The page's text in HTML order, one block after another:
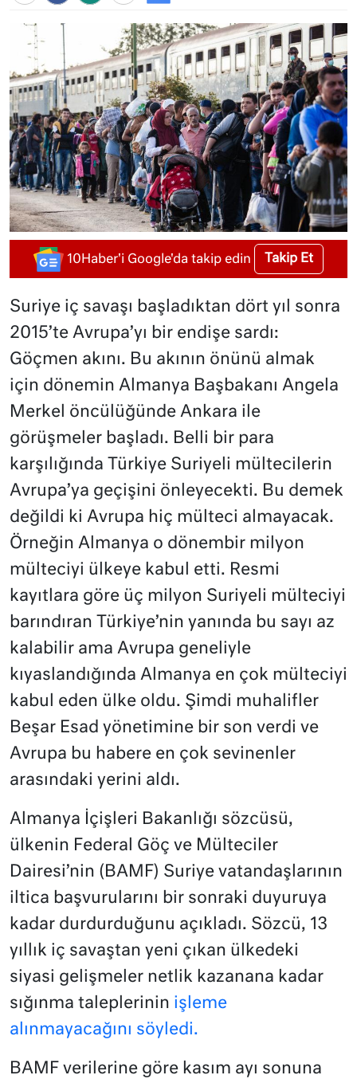
10Haber'i Google'da takip edin Takip Et
Suriye iç savaşı başladıktan dört yıl sonra
2015’te Avrupa’yı bir endişe sardı:
Göçmen akını. Bu akının önünü almak
için dönemin Almanya Başbakanı Angela
Merkel öncülüğünde Ankara ile
görüşmeler başladı. Belli bir para
karşılığında Türkiye Suriyeli mültecilerin
Avrupa’ya geçişini önleyecekti. Bu demek
değildi ki Avrupa hiç mülteci almayacak.
Örneğin Almanya o dönembir milyon
mülteciyi ülkeye kabul etti. Resmi
kayıtlara göre üç milyon Suriyeli mülteciyi
barındıran Türkiye’nin yanında bu sayı az
kalabilir ama Avrupa geneliyle
kıyaslandığında Almanya en çok mülteciyi
kabul eden ülke oldu. Şimdi muhalifler
Beşar Esad yönetimine bir son verdi ve
Avrupa bu habere en çok sevinenler
arasındaki yerini aldı.
Almanya İçişleri Bakanlığı sözcüsü,
ülkenin Federal Göç ve Mülteciler
Dairesi’nin (BAMF) Suriye vatandaşlarının
iltica başvurularını bir sonraki duyuruya
kadar durdurduğunu açıkladı. Sözcü, 13
yıllık iç savaştan yeni çıkan ülkedeki
siyasi gelişmeler netlik kazanana kadar
sığınma taleplerinin işleme
alınmayacağını söyledi.
BAMF verilerine göre kasım ayı sonuna